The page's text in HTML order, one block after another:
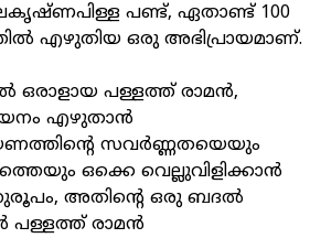
പണ്ട്, ഏതാണ്ട് 100
എഴുതിയ ഒരു അഭിപ്രായമാണ്.
ഒരാളായ പള്ളത്ത് രാമൻ,
എഴുതാൻ
സവർണ്ണതയെയും
ഒക്കെ വെല്ലുവിളിക്കാൻ
അതിന്റെ ഒരു ബദൽ
പള്ളത്ത് രാമൻ